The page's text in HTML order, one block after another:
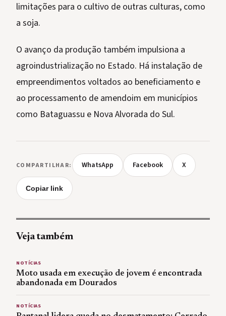
limitações para o cultivo de outras culturas, como
a soja.
O avanço da produção também impulsiona a
agroindustrialização no Estado. Há instalação de
empreendimentos voltados ao beneficiamento e
ao processamento de amendoim em municípios
como Bataguassu e Nova Alvorada do Sul.
COMPARTILHAR: WhatsApp Facebook X
Copiar link
Veja também
NOTÍCIAS
Moto usada em execução de jovem é encontrada
abandonada em Dourados
NOTÍCIAS